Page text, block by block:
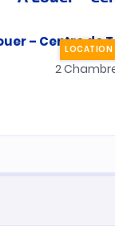
LOCATION
2